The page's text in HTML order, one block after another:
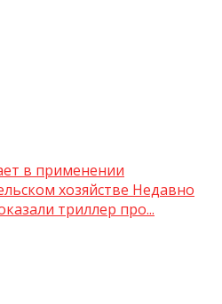
в применении
хозяйстве Недавно
триллер про...